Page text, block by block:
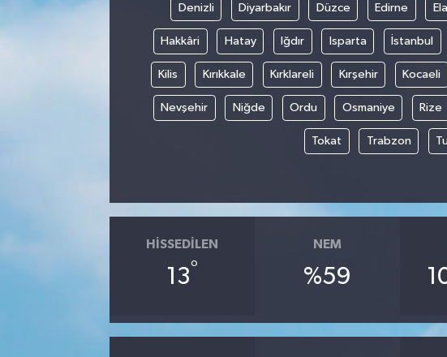
Denizli Diyarbakır Düzce Edirne
Hakkâri Hatay Iğdır Isparta İstanbul
Kilis Kırıkkale Kırklareli Kırşehir Kocaeli
Nevşehir Niğde Ordu Osmaniye Rize
Tokat Trabzon
HISSEDILEN
13°
NEM
%59